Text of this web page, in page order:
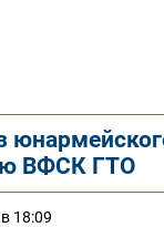
ВФСК ГТО
18:09